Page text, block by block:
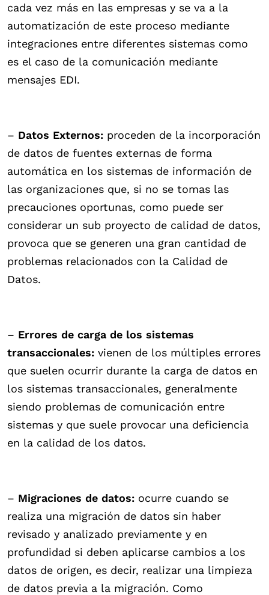
cada vez más en las empresas y se va a la
automatización de este proceso mediante
integraciones entre diferentes sistemas como
es el caso de la comunicación mediante
mensajes EDI.
– Datos Externos: proceden de la incorporación
de datos de fuentes externas de forma
automática en los sistemas de información de
las organizaciones que, si no se tomas las
precauciones oportunas, como puede ser
considerar un sub proyecto de calidad de datos,
provoca que se generen una gran cantidad de
problemas relacionados con la Calidad de
Datos.
– Errores de carga de los sistemas
transaccionales: vienen de los múltiples errores
que suelen ocurrir durante la carga de datos en
los sistemas transaccionales, generalmente
siendo problemas de comunicación entre
sistemas y que suele provocar una deficiencia
en la calidad de los datos.
– Migraciones de datos: ocurre cuando se
realiza una migración de datos sin haber
revisado y analizado previamente y en
profundidad si deben aplicarse cambios a los
datos de origen, es decir, realizar una limpieza
de datos previa a la migración. Como